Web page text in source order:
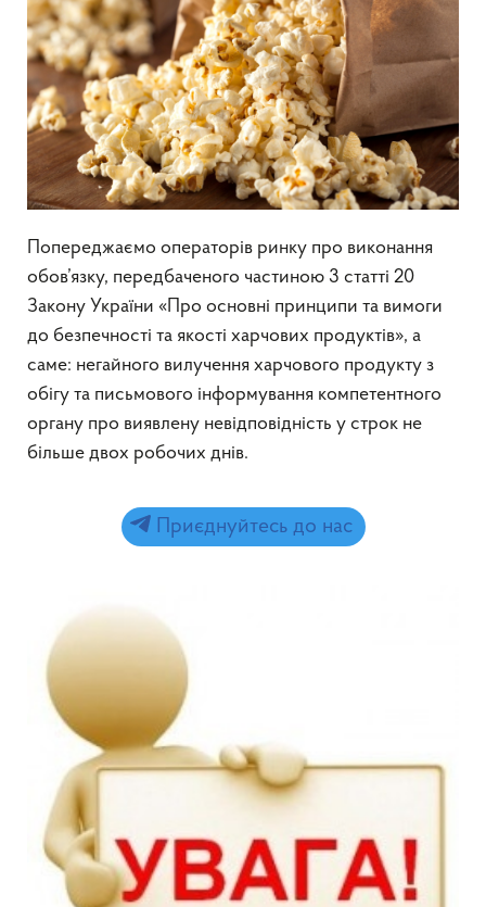
Попереджаємо операторів ринку про виконання
обов’язку, передбаченого частиною 3 статті 20
Закону України «Про основні принципи та вимоги
до безпечності та якості харчових продуктів», а
саме: негайного вилучення харчового продукту з
обігу та письмового інформування компетентного
органу про виявлену невідповідність у строк не
більше двох робочих днів.
Приєднуйтесь до нас